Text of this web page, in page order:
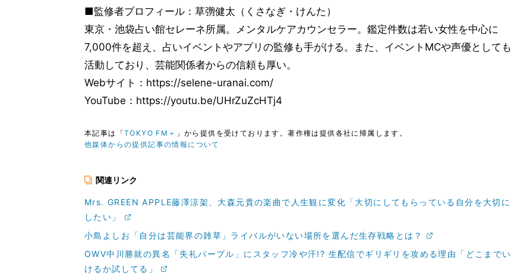
■監修者プロフィール：草彅健太（くさなぎ・けんた）
東京・池袋占い館セレーネ所属。メンタルケアカウンセラー。鑑定件数は若い女性を中心に
7,000件を超え、占いイベントやアプリの監修も手がける。また、イベントMCや声優としても
活動しており、芸能関係者からの信頼も厚い。
Webサイト：https://selene-uranai.com/
YouTube：https://youtu.be/UHrZuZcHTj4
本記事は「TOKYO FM＋ 」から提供を受けております。著作権は提供各社に帰属します。
他媒体からの提供記事の情報について
関連リンク
Mrs. GREEN APPLE藤澤涼架、大森元貴の楽曲で人生観に変化「大切にしてもらっている自分を大切に
したい」
小島よしお「自分は芸能界の雑草」ライバルがいない場所を選んだ生存戦略とは？
OWV中川勝就の異名「失礼パープル」にスタッフ冷や汗!? 生配信でギリギリを攻める理由「どこまでい
けるか試してる」